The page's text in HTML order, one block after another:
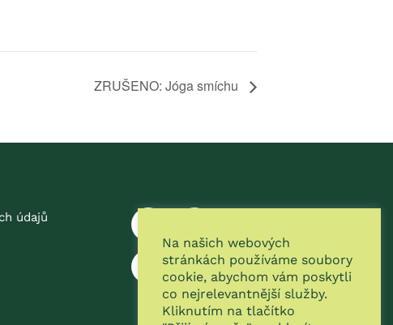
ZRUŠENO: Jóga smíchu
údajů
Na našich webových
stránkách používáme soubory
cookie, abychom vám poskytli
co nejrelevantnější služby.
Kliknutím na tlačítko